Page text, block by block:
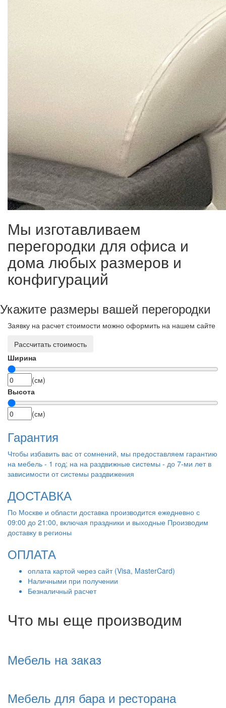
Мы изготавливаем
перегородки для офиса и
дома любых размеров и
конфигураций
Укажите размеры вашей перегородки
Заявку на расчет стоимости можно оформить на нашем сайте
Рассчитать стоимость
Ширина
(см)
Высота
(см)
Гарантия
Чтобы избавить вас от сомнений, мы предоставляем гарантию
на мебель - 1 год; на на раздвижные системы - до 7-ми лет в
зависимости от системы раздвижения
ДОСТАВКА
По Москве и области доставка производится ежедневно с
09:00 до 21:00, включая праздники и выходные Производим
доставку в регионы
ОПЛАТА
оплата картой через сайт (Visa, MasterCard)
Наличными при получении
Безналичный расчет
Что мы еще производим
Мебель на заказ
Мебель для бара и ресторана